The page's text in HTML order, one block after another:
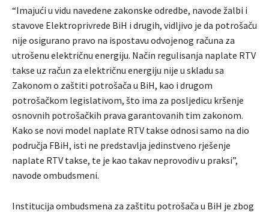
“Imajući u vidu navedene zakonske odredbe, navode žalbi i
stavove Elektroprivrede BiH i drugih, vidljivo je da potrošaču
nije osigurano pravo na ispostavu odvojenog računa za
utrošenu električnu energiju. Način regulisanja naplate RTV
takse uz račun za električnu energiju nije u skladu sa
Zakonom o zaštiti potrošača u BiH, kao i drugom
potrošačkom legislativom, što ima za posljedicu kršenje
osnovnih potrošačkih prava garantovanih tim zakonom.
Kako se novi model naplate RTV takse odnosi samo na dio
područja FBiH, isti ne predstavlja jedinstveno rješenje
naplate RTV takse, te je kao takav neprovodiv u praksi”,
navode ombudsmeni.
Institucija ombudsmena za zaštitu potrošača u BiH je zbog